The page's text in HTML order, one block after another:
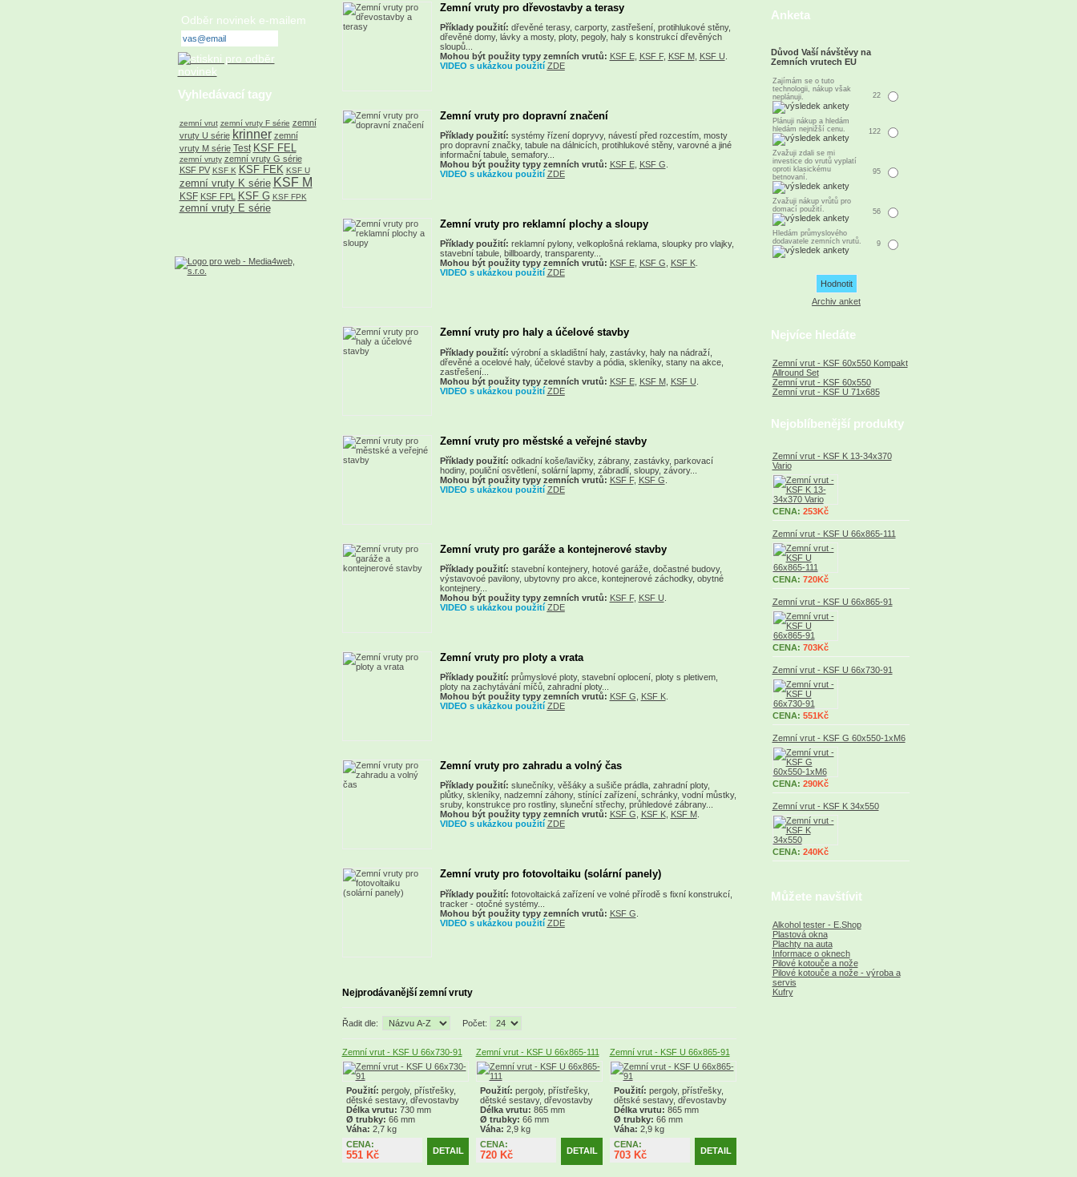
Zemní vruty pro dřevostavby a terasy
Příklady použití: dřevěné terasy, carporty, zastřešení, protihlukové stěny,
dřevěné domy, lávky a mosty, ploty, pegoly, haly s konstrukcí dřevěných
sloupů...
Mohou být použity typy zemních vrutů: KSF E, KSF F, KSF M, KSF U
VIDEO s ukázkou použití ZDE
Zemní vruty pro dopravní značení
Příklady použití: systémy řízení dopryvy, návestí před rozcestím, mosty
pro dopravní značky, tabule na dálnicích, protihlukové stěny, varovné a jiné
informační tabule, semafory...
Mohou být použity typy zemních vrutů: KSF E, KSF G
VIDEO s ukázkou použití ZDE
Zemní vruty pro reklamní plochy a sloupy
Příklady použití: reklamní pylony, velkoplošná reklama, sloupky pro vlajky,
stavební tabule, billboardy, transparenty...
Mohou být použity typy zemních vrutů: KSF E, KSF G, KSF K.
VIDEO s ukázkou použití ZDE
Zemní vruty pro haly a účelové stavby
Příklady použití: výrobní a skladištní haly, zastávky, haly na nádraží,
dřevěné a ocelové haly, účelové stavby a pódia, skleníky, stany na akce,
zastřešení...
Mohou být použity typy zemních vrutů: KSF E, KSF M, KSF U
VIDEO s ukázkou použití ZDE
Zemní vruty pro městské a veřejné stavby
Příklady použití: odkadní koše/lavičky, zábrany, zastávky, parkovací
hodiny, pouliční osvětlení, solární lapmy, zábradlí, sloupy, závory...
Mohou být použity typy zemních vrutů: KSF F, KSF G
VIDEO s ukázkou použití ZDE
Zemní vruty pro garáže a kontejnerové stavby
Příklady použití: stavební kontejnery, hotové garáže, dočastné budovy,
výstavovoé pavilony, ubytovny pro akce, kontejnerové záchodky, obytné
kontejnery...
Mohou být použity typy zemních vrutů: KSF F, KSF U
VIDEO s ukázkou použití ZDE
Zemní vruty pro ploty a vrata
Příklady použití: průmyslové ploty, stavební oplocení, ploty s pletivem,
ploty na zachytávání míčů, zahradní ploty...
Mohou být použity typy zemních vrutů: KSF G KSF K.
VIDEO s ukázkou použití ZDE
Zemní vruty pro zahradu a volný čas
Příklady použití: slunečníky, věšáky a sušiče prádla, zahradní ploty,
plůtky, skleníky, nadzemní záhony, stínící zařízení, schránky, vodní můstky,
sruby, konstrukce pro rostliny, sluneční střechy, průhledové zábrany...
Mohou být použity typy zemních vrutů: KSF G KSF K, KSF M
VIDEO s ukázkou použití ZDE
Zemní vruty pro fotovoltaiku (solární panely)
Příklady použití: fotovoltaická zařízení ve volné přírodě s fixní konstrukcí,
tracker - otočné systémy...
Mohou být použity typy zemních vrutů: KSF G
VIDEO s ukázkou použití ZDE
Nejprodávanější zemní vruty
Řadit dle: Počet:
Zemní vrut - KSF U 66x730-91 Zemní vrut - KSF U 66x865-111 Zemní vrut - KSF U 66x865-91
Použití: pergoly, přístřešky,
dětské sestavy, dřevostavby
Délka vrutu: 730 mm
Ø trubky: 66 mm
Váha: 2,7 kg
Použití: pergoly, přístřešky,
dětské sestavy, dřevostavby
Délka vrutu: 865 mm
Ø trubky: 66 mm
Váha: 2,9 kg
Použití: pergoly, přístřešky,
dětské sestavy, dřevostavby
Délka vrutu: 865 mm
Ø trubky: 66 mm
Váha: 2,9 kg
CENA:
551 Kč DETAIL
CENA:
720 Kč DETAIL
CENA:
703 Kč DETAIL
Odběr novinek e-mailem
Vyhledávací tagy
zemní vrut zemní vruty F série zemní
vruty U série krinner zemní
vruty M série Test KSF FEL
zemní vruty zemní vruty G série
KSF PV KSF K KSF FEK KSF U
zemní vruty K série KSF M
KSF KSF FPL KSF G KSF FPK
zemní vruty E série
Anketa
Důvod Vaší návštěvy na
Zemních vrutech EU
Zajímám se o tuto
technologii, nákup však
neplánuji.
22
Plánuji nákup a hledám
hledám nejnižší cenu.
122
Zvažuji zdali se mi
investice do vrutů vyplatí
oproti klasickému
betnovaní.
95
Zvažuji nákup vrůtů pro
domací použití.
56
Hledám průmyslového
dodavatele zemních vrutů.
9
Archiv anket
Nejvíce hledáte
Zemní vrut - KSF 60x550 Kompakt
Allround Set
Zemní vrut - KSF 60x550
Zemní vrut - KSF U 71x685
Nejoblíbenější produkty
Zemní vrut - KSF K 13-34x370
Vario
CENA: 253Kč
Zemní vrut - KSF U 66x865-111
CENA: 720Kč
Zemní vrut - KSF U 66x865-91
CENA: 703Kč
Zemní vrut - KSF U 66x730-91
CENA: 551Kč
Zemní vrut - KSF G 60x550-1xM6
CENA: 290Kč
Zemní vrut - KSF K 34x550
CENA: 240Kč
Můžete navštívit
Alkohol tester - E.Shop
Plastová okna
Plachty na auta
Informace o oknech
Pilové kotouče a nože
Pilové kotouče a nože - výroba a
servis
Kufry